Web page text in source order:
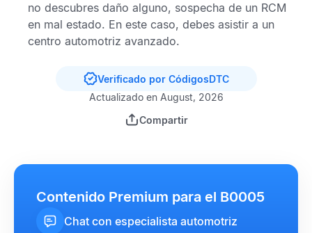
no descubres daño alguno, sospecha de un RCM
en mal estado. En este caso, debes asistir a un
centro automotriz avanzado.
Verificado por CódigosDTC
Actualizado en August, 2026
Compartir
Contenido Premium para el B0005
Chat con especialista automotriz